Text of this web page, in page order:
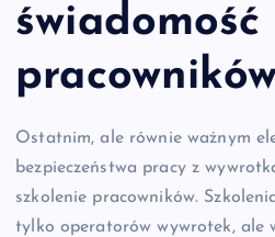
świadomość
Ostatnim, ale równie ważnym
bezpieczeństwa pracy z
szkolenie pracowników.
tylko operatorów wywrotek, ale